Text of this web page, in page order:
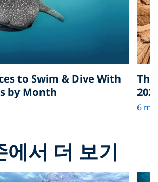
to Swim & Dive With
by Month
6
에서 더 보기